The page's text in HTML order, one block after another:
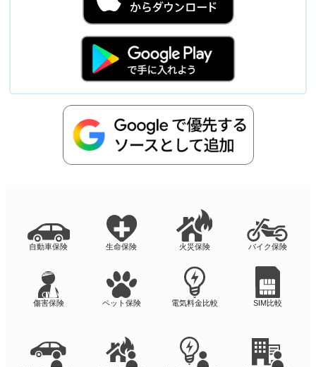
自動車保険 生命保険 火災保険 バイク保険
傷害保険 ペット保険 電気料金比較 SIM比較